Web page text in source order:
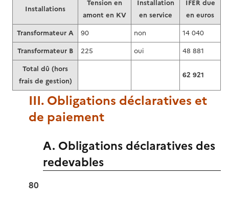
Installations
Tension en
amont en KV
Installation
en service
IFER due
en euros
Transformateur A
90 non
14 040
Transformateur B
225 oui
48 881
Total dû (hors
frais de gestion)
62 921
III. Obligations déclaratives et
de paiement
A. Obligations déclaratives des
redevables
80